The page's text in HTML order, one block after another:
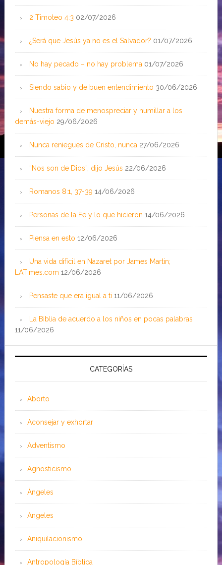
2 Timoteo 4:3 02/07/2026
¿Será que Jesús ya no es el Salvador? 01/07/2026
No hay pecado – no hay problema 01/07/2026
Siendo sabio y de buen entendimiento 30/06/2026
Nuestra forma de menospreciar y humillar a los
demás-viejo 29/06/2026
Nunca reniegues de Cristo, nunca 27/06/2026
“Nos son de Dios”, dijo Jesús 22/06/2026
Romanos 8:1, 37-39 14/06/2026
Personas de la Fe y lo que hicieron 14/06/2026
Piensa en esto 12/06/2026
Una vida difícil en Nazaret por James Martin;
LATimes.com 12/06/2026
Pensaste que era igual a ti 11/06/2026
La Biblia de acuerdo a los niños en pocas palabras
11/06/2026
CATEGORÍAS
Aborto
Aconsejar y exhortar
Adventismo
Agnosticismo
Ángeles
Angeles
Aniquilacionismo
Antropología Bíblica